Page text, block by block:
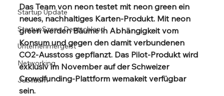
Startup Update
StartupSzene Deutschland
Unternehmergeist
Networking
Jubiläum
Das Team von neon testet mit neon green ein
neues, nachhaltiges Karten-Produkt. Mit neon
green werden Bäume in Abhängigkeit vom
Konsum und gegen den damit verbundenen
CO2-Ausstoss gepflanzt. Das Pilot-Produkt wird
exklusiv im November auf der Schweizer
Crowdfunding-Plattform wemakeit verfügbar
sein.